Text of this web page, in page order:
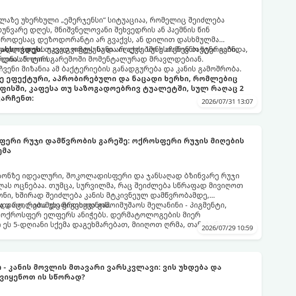
უხერხული „ემერჯენსი“ სიტუაციაა, რომელიც შეიძლება
დღეს, მნიშვნელოვანი შეხვედრის ან პაემნის წინ
როდესაც დეზოდორანტი არ გვაქვს, ან დილით დასხმულმა
უკვე გვიმტყუნა და იღლიებში უსიამოვნო სუნი გაჩნდა,
არ ღირს.
თავად ოფლს სუნი არ აქვს. სუნს აჩენენ ბაქტერიები,
ნოტიო გარემოში მომენტალურად მრავლდებიან.
მიზანია ამ ბაქტერიების განადგურება და კანის გამოშრობა.
ეფექტური, აპრობირებული და ნაცადი ხერხი, რომლებიც
კაფესა თუ საზოგადოებრივ ტუალეტში, სულ რაღაც 2
2026/07/31 13:07
რუჯი დამწვრობის გარეშე: ოქროსფერი რუჯის მიღების
იდეალური, შოკოლადისფერი და ჯანსაღად ბზინვარე რუჯი
ოცნებაა. თუმცა, სურვილმა, რაც შეიძლება სწრაფად მივიღოთ
ხშირად შეიძლება კანის მტკივნეულ დამწვრობამდე,
აცილებამდე მიგვიყვანოს.
დრო, რათა უსაფრთხოდ გამოიმუშაოს მელანინი - პიგმენტი,
ელფერს ანიჭებს. დერმატოლოგების მიერ
ეს 5-დღიანი სქემა დაგეხმარებათ, მიიღოთ ღრმა, თანაბარი და
2026/07/29 10:59
- კანის მოვლის მთავარი ვარსკვლავი: ვის უხდება და
ის სწორად?